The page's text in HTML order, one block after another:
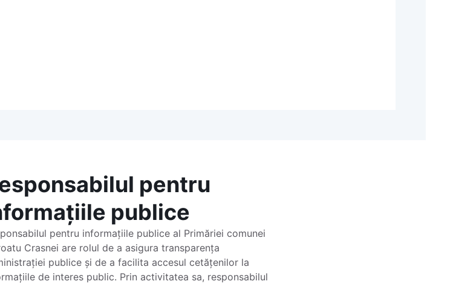
pentru
publice
pentru informațiile publice al Primăriei comunei
Crasnei are rolul de a asigura transparența
publice și de a facilita accesul cetățenilor la
de interes public. Prin activitatea sa, responsabilul